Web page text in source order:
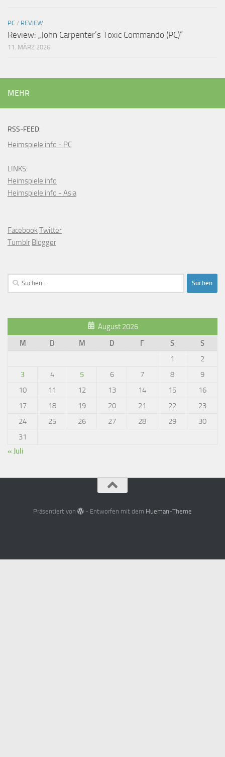
PC / REVIEW
Review: „John Carpenter’s Toxic Commando (PC)“
11. MÄRZ 2026
MEHR
RSS-FEED:
Heimspiele.info - PC
LINKS:
Heimspiele.info
Heimspiele.info - Asia
FacebookTwitter
Tumblr Blogger
Suchen
nach:
August 2026
M
D M D F S
S
1
2
3
4 5 6 7 8
9
10
11 12 13 14 15
16
17
18 19 20 21 22
23
24
25 26 27 28 29
30
31
« Juli
Präsentiert von - Entworfen mit dem Hueman-Theme